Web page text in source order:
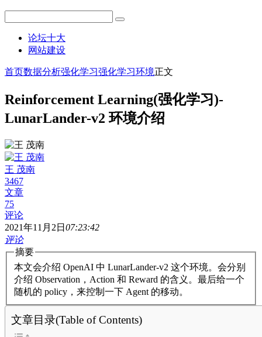
论坛十大
网站建设
首页数据分析强化学习强化学习环境正文
Reinforcement Learning(强化学习)-
LunarLander-v2 环境介绍
王 茂南
3467
文章
75
评论
2021年11月2日 07:23:42
评论
摘要
本文会介绍 OpenAI 中 LunarLander-v2 这个环境。会分别
介绍 Observation，Action 和 Reward 的含义。最后给一个
随机的 policy，来控制一下 Agent 的移动。
文章目录(Table of Contents)